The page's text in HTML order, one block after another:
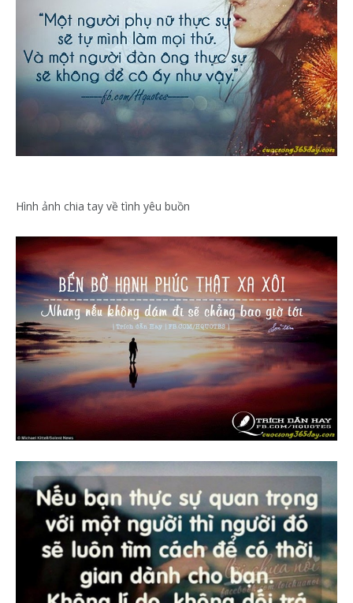
Hình ảnh chia tay về tình yêu buồn